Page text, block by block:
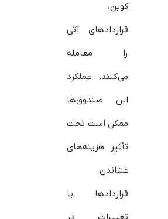
کوین،
قراردادهای آتی
را معامله
می‌کنند. عملکرد
این صندوق‌ها
ممکن است تحت
تأثیر هزینه‌های
غلتاندن
قراردادها یا